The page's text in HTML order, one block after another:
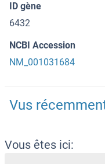
ID gène
6432
NCBI Accession
NM_001031684
Vus
Vous êtes ici: